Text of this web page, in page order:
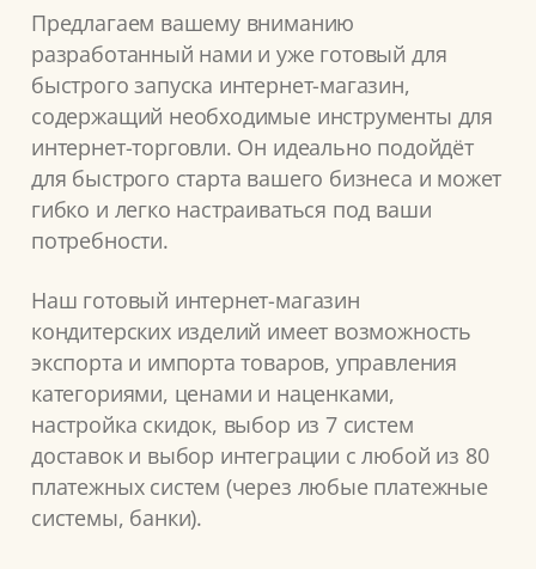
Предлагаем вашему вниманию
разработанный нами и уже готовый для
быстрого запуска интернет-магазин,
содержащий необходимые инструменты для
интернет-торговли. Он идеально подойдёт
для быстрого старта вашего бизнеса и может
гибко и легко настраиваться под ваши
потребности.
Наш готовый интернет-магазин
кондитерских изделий имеет возможность
экспорта и импорта товаров, управления
категориями, ценами и наценками,
настройка скидок, выбор из 7 систем
доставок и выбор интеграции с любой из 80
платежных систем (через любые платежные
системы, банки).